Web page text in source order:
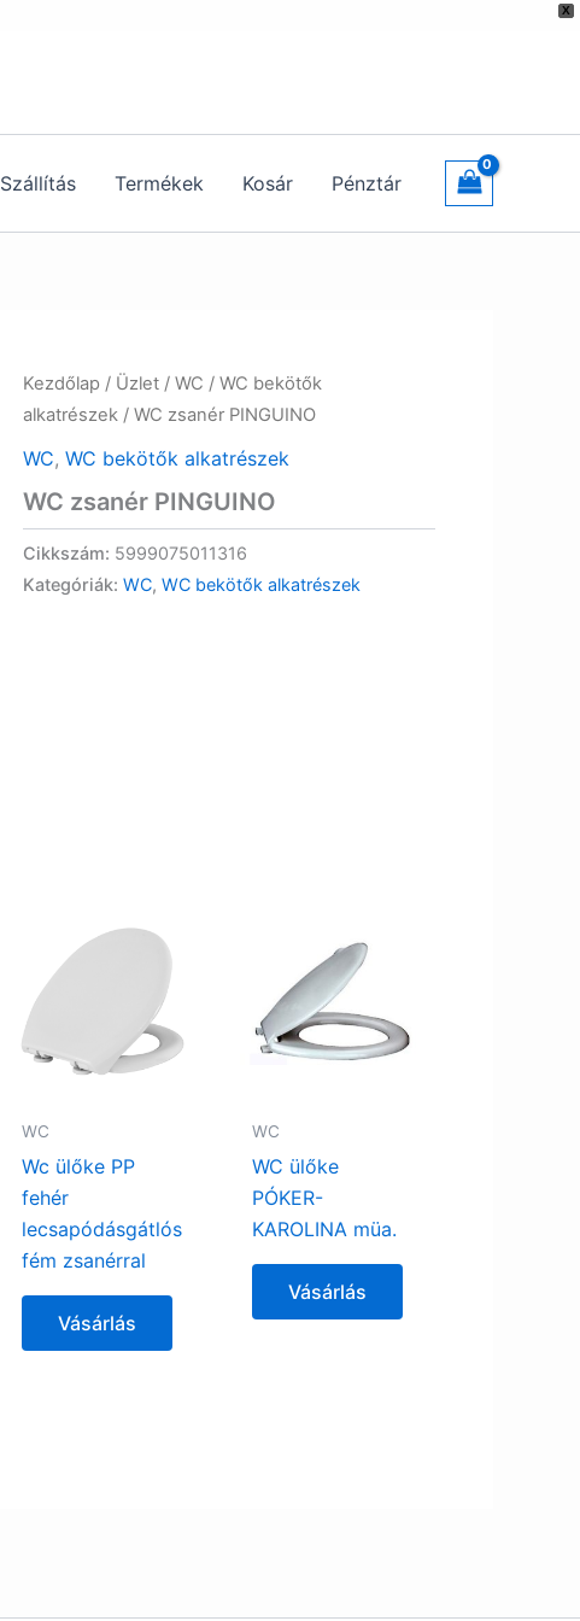
X
Szállítás Termékek Kosár Pénztár
Kezdőlap / Üzlet/ WC / WC bekötők
alkatrészek/ WC zsanér PINGUINO
WC, WC bekötők alkatrészek
WC zsanér PINGUINO
Cikkszám: 5999075011316
Kategóriák: WC, WC bekötők alkatrészek
WC
Wc ülőke PP
fehér
lecsapódásgátlós
fém zsanérral
Vásárlás
WC
WC ülőke
PÓKER-
KAROLINA müa.
Vásárlás